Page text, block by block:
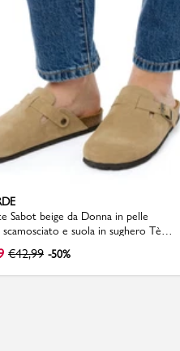
Sabot beige da Donna in pelle
e suola in sughero Tè
€42,99 -50%